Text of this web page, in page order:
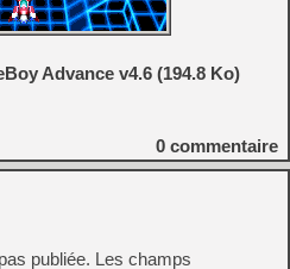
Advance v4.6 (194.8 Ko)
0 commentaire
publiée. Les champs